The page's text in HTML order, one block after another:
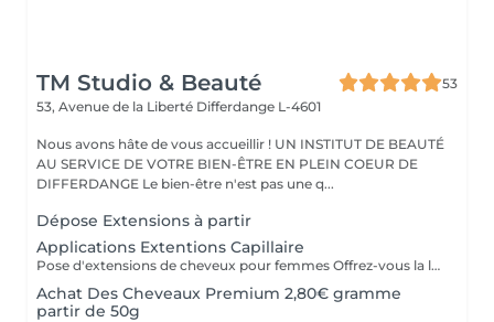
TM Studio & Beauté
53
53, Avenue de la Liberté Differdange L-4601
Nous avons hâte de vous accueillir ! UN INSTITUT DE BEAUTÉ
AU SERVICE DE VOTRE BIEN-ÊTRE EN PLEIN COEUR DE
DIFFERDANGE Le bien-être n'est pas une q...
Dépose Extensions à partir
Applications Extentions Capillaire
Pose d'extensions de cheveux pour femmes Offrez-vous la longueur et la densité dont vous avez toujours rêvé grâce à notre expertise en extensions capillaires. Notre protocole complet comprend : La consultation experte : Analyse de vos cheveux et choix de la méthode la plus adaptée. Le diagnostic couleur : Sélection de la nuance parfaite pour une transition invisible. La pose sur-mesure : Fixation précise des mèches en respectant la santé de votre cuir chevelu. La coupe de finition et le coiffage : Dégradé pour fondre les extensions et brushing ou waves pour un mouvement naturel.
Achat Des Cheveaux Premium 2,80€ gramme
partir de 50g